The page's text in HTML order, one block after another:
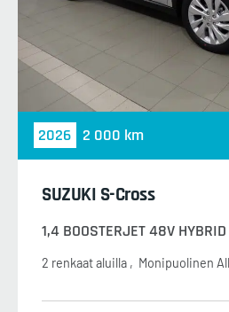
2026 2 000 km
SUZUKI S-Cross
1,4 BOOSTERJET 48V
2 renkaat aluilla Monipuolinen